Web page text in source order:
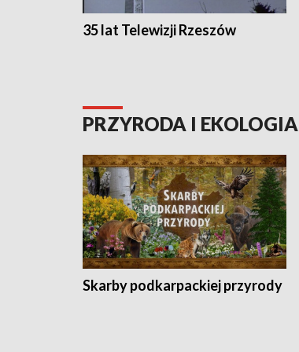
35 lat Telewizji Rzeszów
PRZYRODA I EKOLOGIA
Skarby podkarpackiej przyrody